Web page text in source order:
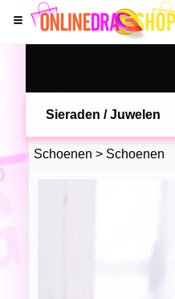
Sieraden / Juwelen
Schoenen > Schoenen